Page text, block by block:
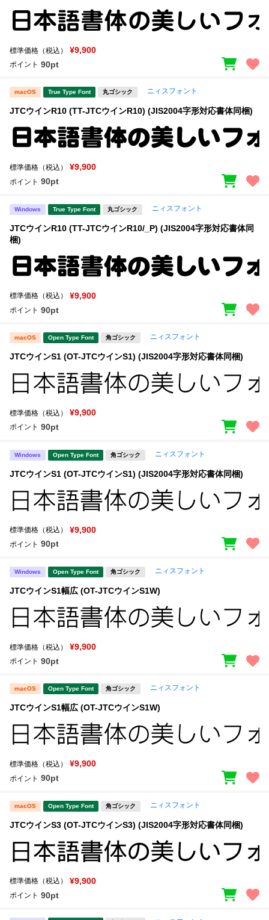
標準価格（税込） ¥9,900
ポイント 90pt
macOS True Type Font 丸ゴシック ニィスフォント
JTCウインR10 (TT-JTCウインR10) (JIS2004字形対応書体同梱)
標準価格（税込） ¥9,900
ポイント 90pt
Windows True Type Font 丸ゴシック ニィスフォント
JTCウインR10 (TT-JTCウインR10/_P) (JIS2004字形対応書体同
梱)
標準価格（税込） ¥9,900
ポイント 90pt
macOS Open Type Font 角ゴシック ニィスフォント
JTCウインS1 (OT-JTCウインS1) (JIS2004字形対応書体同梱)
標準価格（税込） ¥9,900
ポイント 90pt
Windows Open Type Font 角ゴシック ニィスフォント
JTCウインS1 (OT-JTCウインS1) (JIS2004字形対応書体同梱)
標準価格（税込） ¥9,900
ポイント 90pt
Windows Open Type Font 角ゴシック ニィスフォント
JTCウインS1幅広 (OT-JTCウインS1W)
標準価格（税込） ¥9,900
ポイント 90pt
macOS Open Type Font 角ゴシック ニィスフォント
JTCウインS1幅広 (OT-JTCウインS1W)
標準価格（税込） ¥9,900
ポイント 90pt
macOS Open Type Font 角ゴシック ニィスフォント
JTCウインS3 (OT-JTCウインS3) (JIS2004字形対応書体同梱)
標準価格（税込） ¥9,900
ポイント 90pt